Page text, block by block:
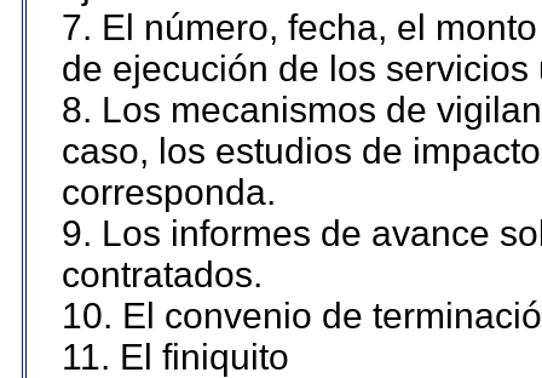
7. El número, fecha, el
de ejecución de los servicios
8. Los mecanismos de
caso, los estudios de
corresponda.
9. Los informes de avance
contratados.
10. El convenio de
11. El finiquito